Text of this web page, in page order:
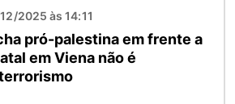
2025 às 14:11
pró-palestina em frente a
em Viena não é